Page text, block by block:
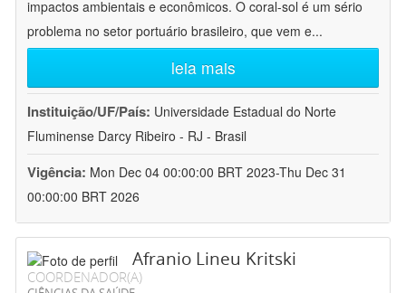
impactos ambientais e econômicos. O coral-sol é um sério
problema no setor portuário brasileiro, que vem e...
leia mais
Instituição/UF/País: Universidade Estadual do Norte
Fluminense Darcy Ribeiro - RJ - Brasil
Vigência: Mon Dec 04 00:00:00 BRT 2023-Thu Dec 31
00:00:00 BRT 2026
Afranio Lineu Kritski
COORDENADOR(A)